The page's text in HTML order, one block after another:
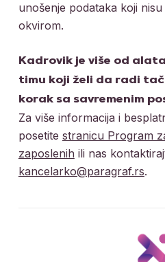
unošenje podataka koji
okvirom.
Kadrovik je više od
timu koji želi da radi
korak sa savremenim
Za više informacija i
posetite stranicu Program
zaposlenih ili nas
kancelarko@paragraf.rs.